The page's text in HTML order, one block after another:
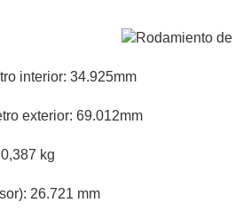
interior: 34.925mm
exterior: 69.012mm
kg
26.721 mm